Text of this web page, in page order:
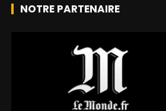
NOTRE PARTENAIRE